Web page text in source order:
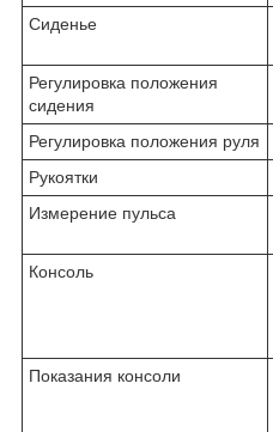
Сиденье
Регулировка положения
сидения
Регулировка положения руля
Рукоятки
Измерение пульса
Консоль
Показания консоли